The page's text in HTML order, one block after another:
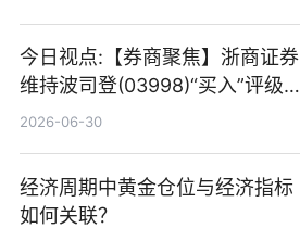
今日视点:【券商聚焦】浙商证券
维持波司登(03998)“买入”评级
指其业绩高质量稳增长
2026-06-30
经济周期中黄金仓位与经济指标
如何关联？